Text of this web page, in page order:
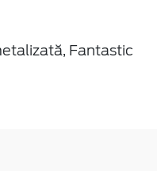
Fantastic